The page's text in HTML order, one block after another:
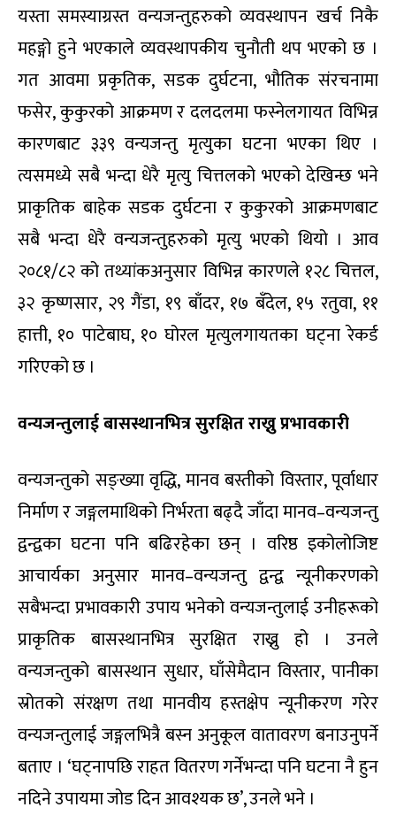
यस्ता समस्याग्रस्त वन्यजन्तुहरुको व्यवस्थापन खर्च निकै
महङ्गो हुने भएकाले व्यवस्थापकीय चुनौती थप भएको छ ।
गत आवमा प्रकृतिक, सडक दुर्घटना, भौतिक संरचनामा
फसेर, कुकुरको आक्रमण र दलदलमा फस्नेलगायत विभिन्न
कारणबाट ३३९ वन्यजन्तु मृत्युका घटना भएका थिए ।
त्यसमध्ये सबै भन्दा धेरै मृत्यु चित्तलको भएको देखिन्छ भने
प्राकृतिक बाहेक सडक दुर्घटना र कुकुरको आक्रमणबाट
सबै भन्दा धेरै वन्यजन्तुहरुको मृत्यु भएको थियो । आव
२०८१/८२ को तथ्यांकअनुसार विभिन्न कारणले १२८ चित्तल,
३२ कृष्णसार, २९ गैंडा, १९ बाँदर, १७ बँदेल, १५ रतुवा, ११
हात्ती, १० पाटेबाघ, १० घोरल मृत्युलगायतका घट्ना रेकर्ड
गरिएको छ ।
वन्यजन्तुलाई बासस्थानभित्र सुरक्षित राख्नु प्रभावकारी
वन्यजन्तुको सङ्ख्या वृद्धि, मानव बस्तीको विस्तार, पूर्वाधार
निर्माण र जङ्गलमाथिको निर्भरता बढ्दै जाँदा मानव–वन्यजन्तु
द्वन्द्वका घटना पनि बढिरहेका छन् । वरिष्ठ इकोलोजिष्ट
आचार्यका अनुसार मानव–वन्यजन्तु द्वन्द्व न्यूनीकरणको
सबैभन्दा प्रभावकारी उपाय भनेको वन्यजन्तुलाई उनीहरूको
प्राकृतिक बासस्थानभित्र सुरक्षित राख्नु हो । उनले
वन्यजन्तुको बासस्थान सुधार, घाँसेमैदान विस्तार, पानीका
स्रोतको संरक्षण तथा मानवीय हस्तक्षेप न्यूनीकरण गरेर
वन्यजन्तुलाई जङ्गलभित्रै बस्न अनुकूल वातावरण बनाउनुपर्ने
बताए । ‘घट्नापछि राहत वितरण गर्नेभन्दा पनि घटना नै हुन
नदिने उपायमा जोड दिन आवश्यक छ’, उनले भने ।